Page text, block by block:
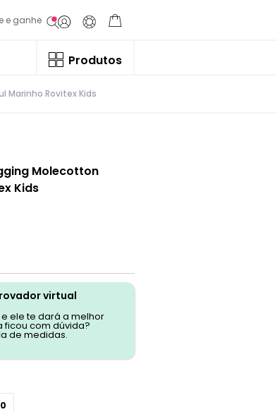
e ganhe
Produtos
Marinho Rovitex Kids
Molecotton
Kids
virtual
ele te dará a melhor
ficou com dúvida?
de medidas.